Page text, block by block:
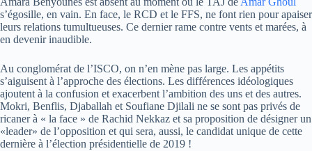
s’égosille, en vain. En face, le RCD et le FFS, ne font rien pour apaiser
leurs relations tumultueuses. Ce dernier rame contre vents et marées, à
en devenir inaudible.
Au conglomérat de l’ISCO, on n’en mène pas large. Les appétits
s’aiguisent à l’approche des élections. Les différences idéologiques
ajoutent à la confusion et exacerbent l’ambition des uns et des autres.
Mokri, Benflis, Djaballah et Soufiane Djilali ne se sont pas privés de
ricaner à « la face » de Rachid Nekkaz et sa proposition de désigner un
«leader» de l’opposition et qui sera, aussi, le candidat unique de cette
dernière à l’élection présidentielle de 2019 !